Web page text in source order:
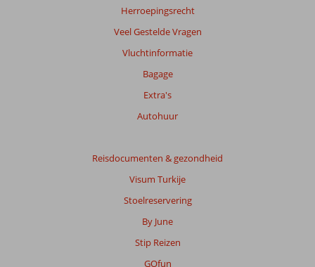
Herroepingsrecht
Veel Gestelde Vragen
Vluchtinformatie
Bagage
Extra's
Autohuur
Reisdocumenten & gezondheid
Visum Turkije
Stoelreservering
By June
Stip Reizen
GOfun